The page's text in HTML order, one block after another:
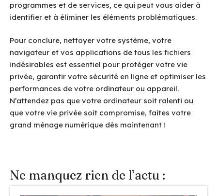
programmes et de services, ce qui peut vous aider à
identifier et à éliminer les éléments problématiques.
Pour conclure, nettoyer votre système, votre
navigateur et vos applications de tous les fichiers
indésirables est essentiel pour protéger votre vie
privée, garantir votre sécurité en ligne et optimiser les
performances de votre ordinateur ou appareil.
N’attendez pas que votre ordinateur soit ralenti ou
que votre vie privée soit compromise, faites votre
grand ménage numérique dès maintenant !
Ne manquez rien de l’actu :